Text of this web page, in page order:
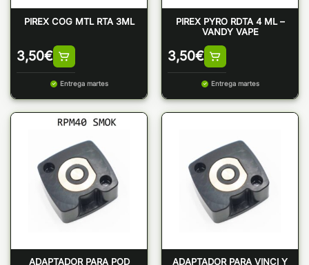
PIREX COG MTL RTA 3ML
3,50€
Entrega martes
PIREX PYRO RDTA 4 ML –
VANDY VAPE
3,50€
Entrega martes
ADAPTADOR PARA POD
ADAPTADOR PARA VINCI Y